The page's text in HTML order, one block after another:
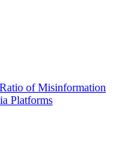
of Misinformation
Platforms